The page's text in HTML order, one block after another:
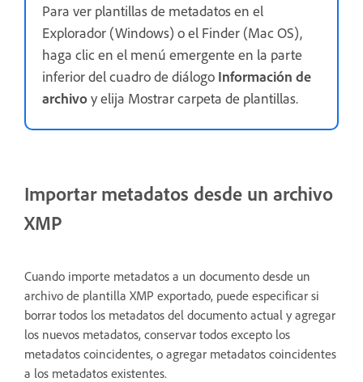
Para ver plantillas de metadatos en el
Explorador (Windows) o el Finder (Mac OS),
haga clic en el menú emergente en la parte
inferior del cuadro de diálogo Información de
archivoy elija Mostrar carpeta de plantillas.
Importar metadatos desde un archivo
XMP
Cuando importe metadatos a un documento desde un
archivo de plantilla XMP exportado, puede especificar si
borrar todos los metadatos del documento actual y agregar
los nuevos metadatos, conservar todos excepto los
metadatos coincidentes, o agregar metadatos coincidentes
a los metadatos existentes.